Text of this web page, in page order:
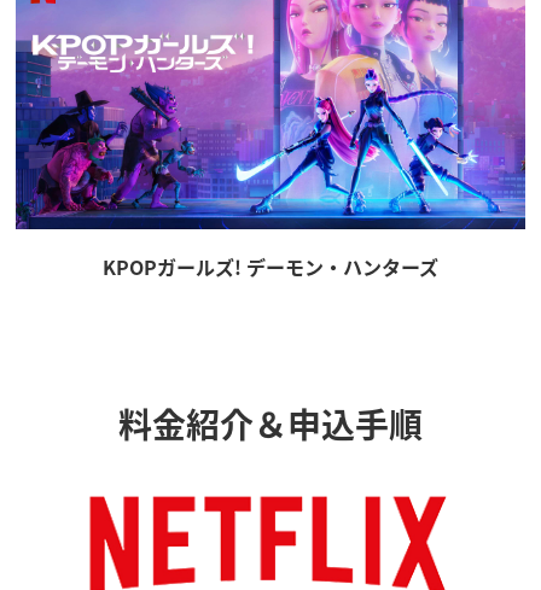
KPOPガールズ! デーモン・ハンターズ
料金紹介＆申込手順